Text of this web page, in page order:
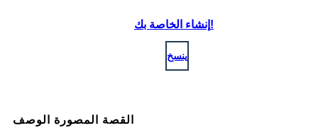
إنشاء الخاصة بك!
ينسخ
القصة المصورة الوصف